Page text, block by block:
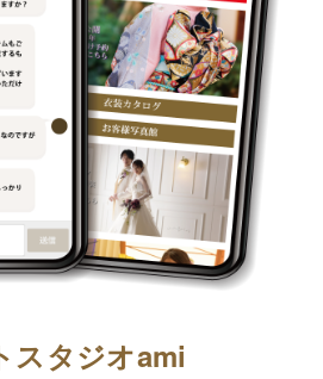
スタジオami